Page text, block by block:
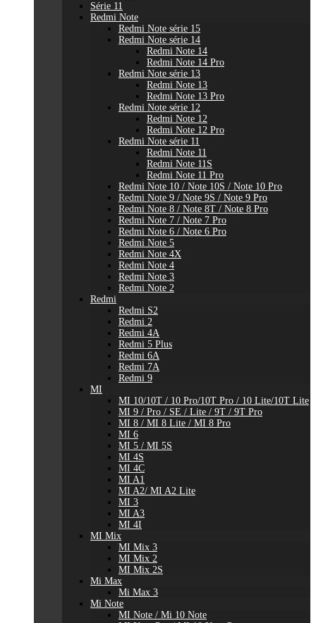
Série 11
Redmi Note
Redmi Note série 15
Redmi Note série 14
Redmi Note 14
Redmi Note 14 Pro
Redmi Note série 13
Redmi Note 13
Redmi Note 13 Pro
Redmi Note série 12
Redmi Note 12
Redmi Note 12 Pro
Redmi Note série 11
Redmi Note 11
Redmi Note 11S
Redmi Note 11 Pro
Redmi Note 10 / Note 10S / Note 10 Pro
Redmi Note 9 / Note 9S / Note 9 Pro
Redmi Note 8 / Note 8T / Note 8 Pro
Redmi Note 7 / Note 7 Pro
Redmi Note 6 / Note 6 Pro
Redmi Note 5
Redmi Note 4X
Redmi Note 4
Redmi Note 3
Redmi Note 2
Redmi
Redmi S2
Redmi 2
Redmi 4A
Redmi 5 Plus
Redmi 6A
Redmi 7A
Redmi 9
MI
MI 10/10T / 10 Pro/10T Pro / 10 Lite/10T Lite
MI 9 / Pro / SE / Lite / 9T / 9T Pro
MI 8 / MI 8 Lite / MI 8 Pro
MI 6
MI 5 / MI 5S
MI 4S
MI 4C
MI A1
MI A2/ MI A2 Lite
MI 3
MI A3
MI 4I
MI Mix
MI Mix 3
MI Mix 2
MI Mix 2S
Mi Max
Mi Max 3
Mi Note
MI Note / Mi 10 Note